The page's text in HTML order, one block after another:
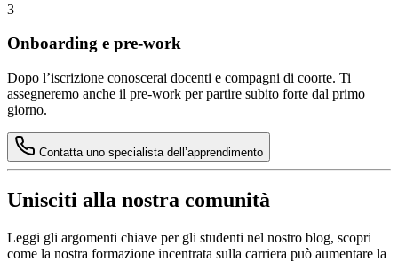
3
Onboarding e pre‑work
Dopo l’iscrizione conoscerai docenti e compagni di coorte. Ti
assegneremo anche il pre‑work per partire subito forte dal primo
giorno.
Contatta uno specialista dell’apprendimento
Unisciti alla nostra comunità
Leggi gli argomenti chiave per gli studenti nel nostro blog, scopri
come la nostra formazione incentrata sulla carriera può aumentare la